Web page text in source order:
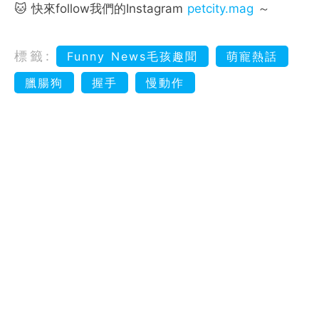
🐱 快來follow我們的Instagram petcity.mag ～
標籤: Funny News毛孩趣聞
萌寵熱話
臘腸狗
握手 慢動作